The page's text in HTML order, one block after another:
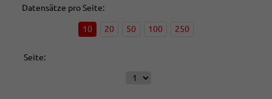
Datensätze pro Seite:
10 20 50 100 250
Seite: